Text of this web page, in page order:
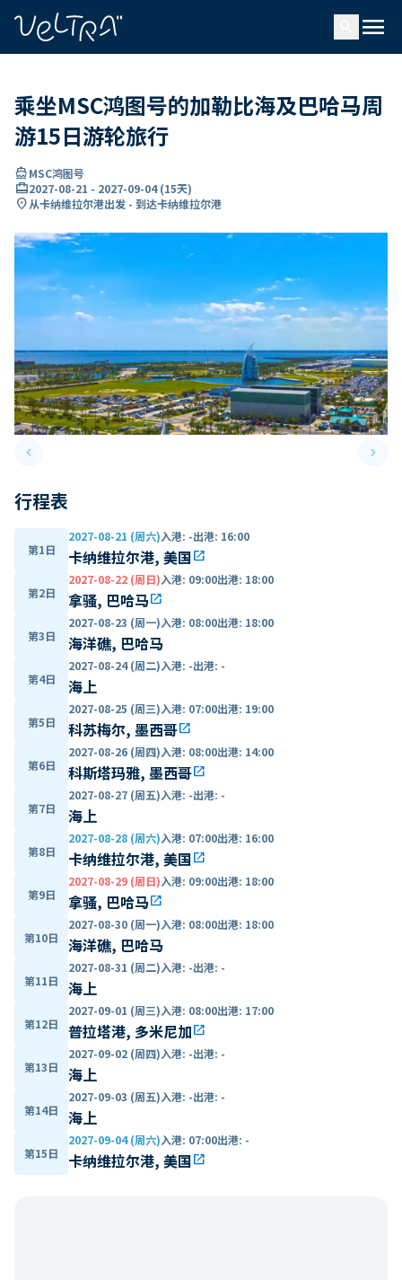
menu
乘坐MSC鸿图号的加勒比海及巴哈马周
游15日游轮旅行
directions_boatMSC鸿图号
card_travel2027-08-21 - 2027-09-04(15天)
location_on从卡纳维拉尔港出发 - 到达卡纳维拉尔港
keyboard_arrow_leftPrevious slide keyboard_arrow_right
行程表
第1日
2027-08-21 (周六)入港: -出港: 16:00
卡纳维拉尔港, 美国open_in_new
第2日
2027-08-22 (周日)入港: 09:00出港: 18:00
拿骚, 巴哈马open_in_new
第3日
2027-08-23 (周一)入港: 08:00出港: 18:00
海洋礁, 巴哈马
第4日
2027-08-24 (周二)入港: -出港: -
海上
第5日
2027-08-25 (周三)入港: 07:00出港: 19:00
科苏梅尔, 墨西哥open_in_new
第6日
2027-08-26 (周四)入港: 08:00出港: 14:00
科斯塔玛雅, 墨西哥open_in_new
第7日
2027-08-27 (周五)入港: -出港: -
海上
第8日
2027-08-28 (周六)入港: 07:00出港: 16:00
卡纳维拉尔港, 美国open_in_new
第9日
2027-08-29 (周日)入港: 09:00出港: 18:00
拿骚, 巴哈马open_in_new
第10日
2027-08-30 (周一)入港: 08:00出港: 18:00
海洋礁, 巴哈马
第11日
2027-08-31 (周二)入港: -出港: -
海上
第12日
2027-09-01 (周三)入港: 08:00出港: 17:00
普拉塔港, 多米尼加open_in_new
第13日
2027-09-02 (周四)入港: -出港: -
海上
第14日
2027-09-03 (周五)入港: -出港: -
海上
第15日
2027-09-04 (周六)入港: 07:00出港: -
卡纳维拉尔港, 美国open_in_new